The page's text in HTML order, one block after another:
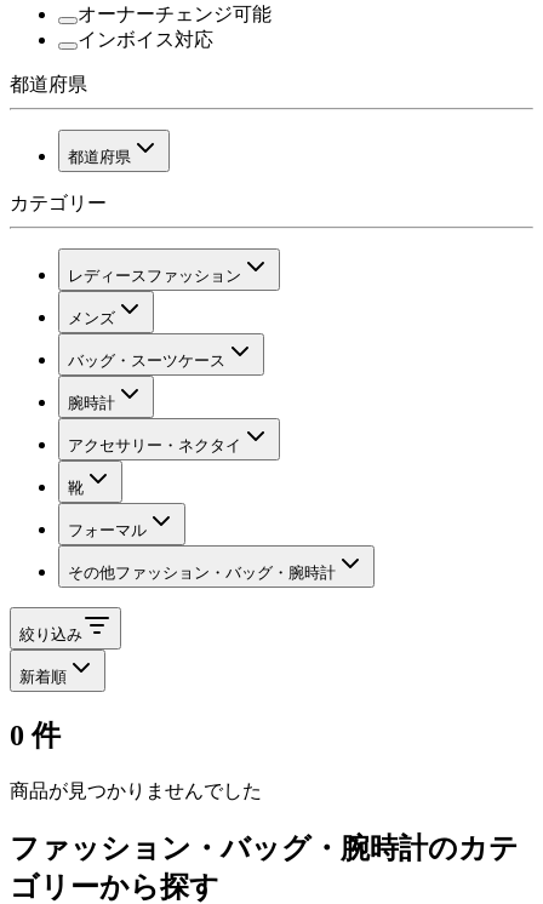
オーナーチェンジ可能
インボイス対応
都道府県
都道府県
カテゴリー
レディースファッション
メンズ
バッグ・スーツケース
腕時計
アクセサリー・ネクタイ
靴
フォーマル
その他ファッション・バッグ・腕時計
絞り込み
新着順
0 件
商品が見つかりませんでした
ファッション・バッグ・腕時計のカテ
ゴリーから探す